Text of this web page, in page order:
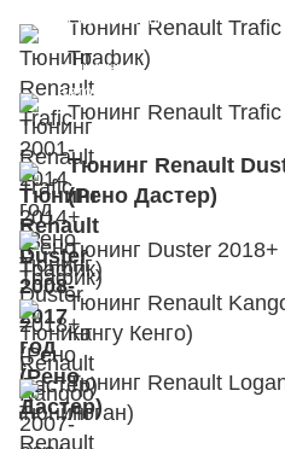
Тюнинг Renault
Трафик)
Тюнинг Renault
Тюнинг Renault
(Рено Дастер)
Тюнинг Duster 2018+
Тюнинг Renault
Кангу Кенго)
Тюнинг Renault
Логан)